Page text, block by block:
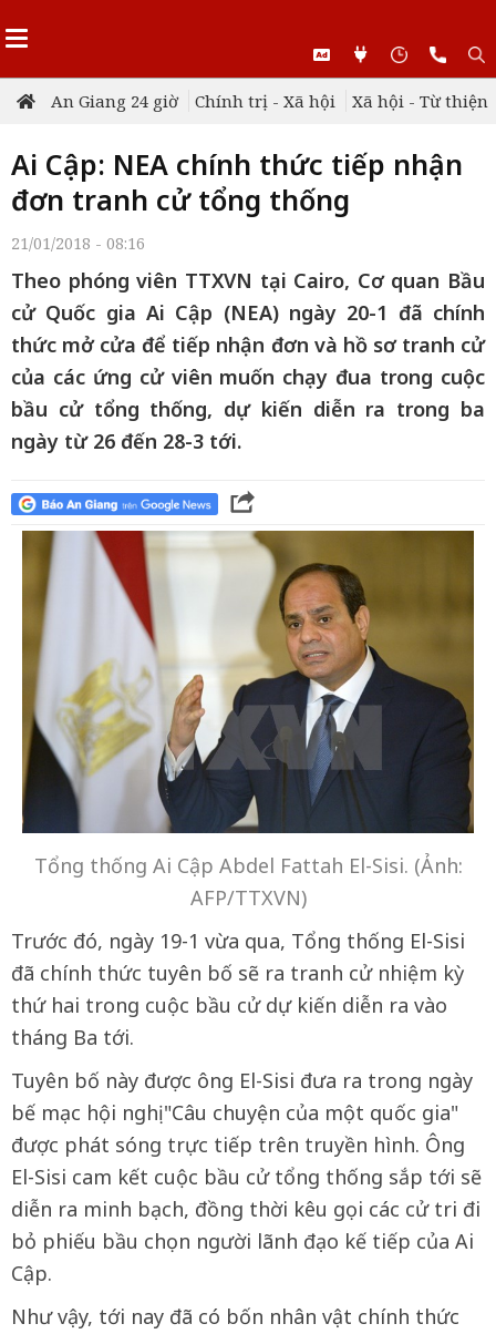
An Giang 24 giờ Chính trị - Xã hội Xã hội - Từ thiện
Ai Cập: NEA chính thức tiếp nhận
đơn tranh cử tổng thống
21/01/2018 - 08:16
Theo phóng viên TTXVN tại Cairo, Cơ quan Bầu
cử Quốc gia Ai Cập (NEA) ngày 20-1 đã chính
thức mở cửa để tiếp nhận đơn và hồ sơ tranh cử
của các ứng cử viên muốn chạy đua trong cuộc
bầu cử tổng thống, dự kiến diễn ra trong ba
ngày từ 26 đến 28-3 tới.
Tổng thống Ai Cập Abdel Fattah El-Sisi. (Ảnh:
AFP/TTXVN)
Trước đó, ngày 19-1 vừa qua, Tổng thống El-Sisi
đã chính thức tuyên bố sẽ ra tranh cử nhiệm kỳ
thứ hai trong cuộc bầu cử dự kiến diễn ra vào
tháng Ba tới.
Tuyên bố này được ông El-Sisi đưa ra trong ngày
bế mạc hội nghị "Câu chuyện của một quốc gia"
được phát sóng trực tiếp trên truyền hình. Ông
El-Sisi cam kết cuộc bầu cử tổng thống sắp tới sẽ
diễn ra minh bạch, đồng thời kêu gọi các cử tri đi
bỏ phiếu bầu chọn người lãnh đạo kế tiếp của Ai
Cập.
Như vậy, tới nay đã có bốn nhân vật chính thức